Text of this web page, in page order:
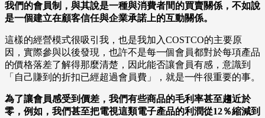
我們的會員制，與其說是一種與消費者間的買賣關係，不如說
是一個建立在顧客信任與企業承諾上的互動關係。
這樣的經營模式很吸引我，也是我加入COSTCO的主要原
因，實際參與以後發現，也許不是每一個會員都對於每項產品
的價格落差了解得那麼清楚，因此能否讓會員有感，意識到
「自己賺到的折扣已經超過會員費」，就是一件很重要的事。
為了讓會員感受到價差，我們有些商品的毛利率甚至趨近於
零，例如，我們甚至把電視這類電子產品的利潤從12％縮減到